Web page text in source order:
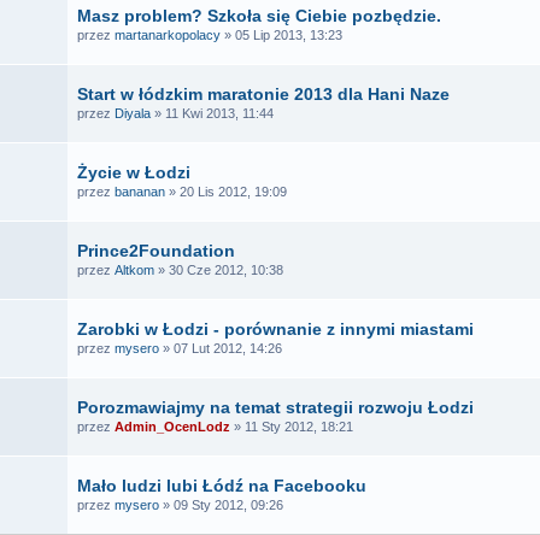
Masz problem? Szkoła się Ciebie pozbędzie.
przez martanarkopolacy » 05 Lip 2013, 13:23
Start w łódzkim maratonie 2013 dla Hani Naze
przez Diyala » 11 Kwi 2013, 11:44
Życie w Łodzi
przez bananan » 20 Lis 2012, 19:09
Prince2Foundation
przez Altkom » 30 Cze 2012, 10:38
Zarobki w Łodzi - porównanie z innymi miastami
przez mysero » 07 Lut 2012, 14:26
Porozmawiajmy na temat strategii rozwoju Łodzi
przez Admin_OcenLodz » 11 Sty 2012, 18:21
Mało ludzi lubi Łódź na Facebooku
przez mysero » 09 Sty 2012, 09:26